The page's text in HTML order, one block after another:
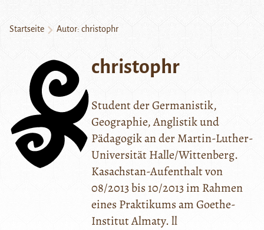
Startseite Autor: christophr
christophr
Student der Germanistik,
Geographie, Anglistik und
Pädagogik an der Martin-Luther-
Universität Halle/Wittenberg.
Kasachstan-Aufenthalt von
08/2013 bis 10/2013 im Rahmen
eines Praktikums am Goethe-
Institut Almaty. ll